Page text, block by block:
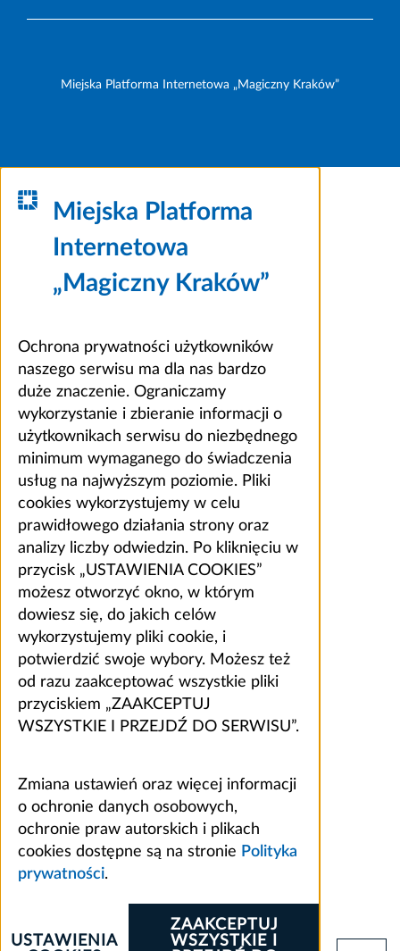
Miejska Platforma Internetowa „Magiczny Kraków”
Miejska Platforma
Internetowa
„Magiczny Kraków”
Ochrona prywatności użytkowników
naszego serwisu ma dla nas bardzo
duże znaczenie. Ograniczamy
wykorzystanie i zbieranie informacji o
użytkownikach serwisu do niezbędnego
minimum wymaganego do świadczenia
usług na najwyższym poziomie. Pliki
cookies wykorzystujemy w celu
prawidłowego działania strony oraz
analizy liczby odwiedzin. Po kliknięciu w
przycisk „USTAWIENIA COOKIES”
możesz otworzyć okno, w którym
dowiesz się, do jakich celów
wykorzystujemy pliki cookie, i
potwierdzić swoje wybory. Możesz też
od razu zaakceptować wszystkie pliki
przyciskiem „ZAAKCEPTUJ
WSZYSTKIE I PRZEJDŹ DO SERWISU”.
Zmiana ustawień oraz więcej informacji
o ochronie danych osobowych,
ochronie praw autorskich i plikach
cookies dostępne są na stronie Polityka
prywatności.
ZAAKCEPTUJ
WSZYSTKIE I
USTAWIENIA